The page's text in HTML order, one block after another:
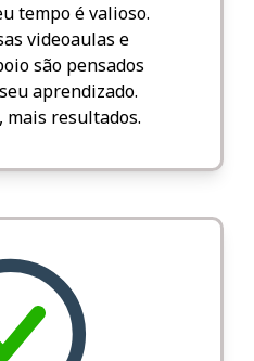
tempo é valioso.
videoaulas e
são pensados
aprendizado.
mais resultados.